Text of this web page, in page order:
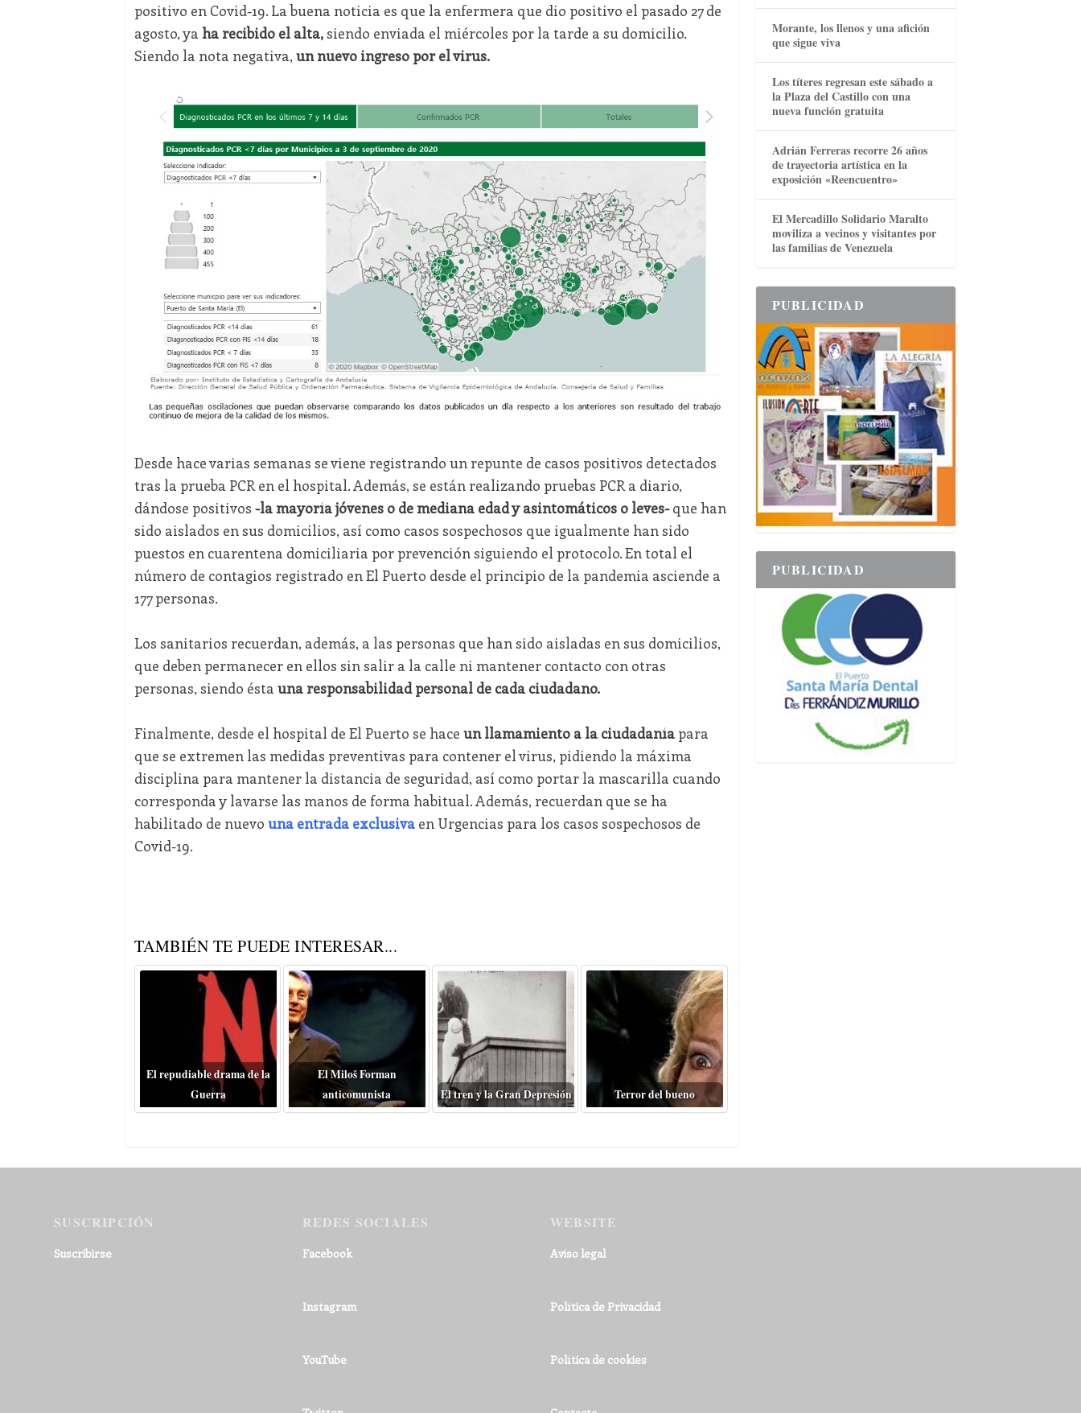
positivo en Covid-19. La buena noticia es que la enfermera que dio positivo el pasado 27 de
agosto, ya ha recibido el alta,siendo enviada el miércoles por la tarde a su domicilio.
Siendo la nota negativa, un nuevo ingreso por el virus.
Desde hace varias semanas se viene registrando un repunte de casos positivos detectados
tras la prueba PCR en el hospital. Además, se están realizando pruebas PCR a diario,
dándose positivos -la mayoría jóvenes o de mediana edad y asintomáticos o leves-que han
sido aislados en sus domicilios, así como casos sospechosos que igualmente han sido
puestos en cuarentena domiciliaria por prevención siguiendo el protocolo. En total el
número de contagios registrado en El Puerto desde el principio de la pandemia asciende a
177 personas.
Los sanitarios recuerdan, además, a las personas que han sido aisladas en sus domicilios,
que deben permanecer en ellos sin salir a la calle ni mantener contacto con otras
personas, siendo ésta una responsabilidad personal de cada ciudadano.
Finalmente, desde el hospital de El Puerto se hace un llamamiento a la ciudadaníapara
que se extremen las medidas preventivas para contener el virus, pidiendo la máxima
disciplina para mantener la distancia de seguridad, así como portar la mascarilla cuando
corresponda y lavarse las manos de forma habitual. Además, recuerdan que se ha
habilitado de nuevo una entrada exclusivaen Urgencias para los casos sospechosos de
Covid-19.
TAMBIÉN TE PUEDE INTERESAR...
El repudiable drama de la
Guerra
El Miloš Forman
anticomunista
El tren y la Gran Depresión Terror del bueno
Morante, los llenos y una afición
que sigue viva
Los títeres regresan este sábado a
la Plaza del Castillo con una
nueva función gratuita
Adrián Ferreras recorre 26 años
de trayectoria artística en la
exposición «Reencuentro»
El Mercadillo Solidario Maralto
moviliza a vecinos y visitantes por
las familias de Venezuela
PUBLICIDAD
PUBLICIDAD
SUSCRIPCIÓN
Suscribirse
REDES SOCIALES
Facebook
Instagram
YouTube
WEBSITE
Aviso legal
Política de Privacidad
Política de cookies